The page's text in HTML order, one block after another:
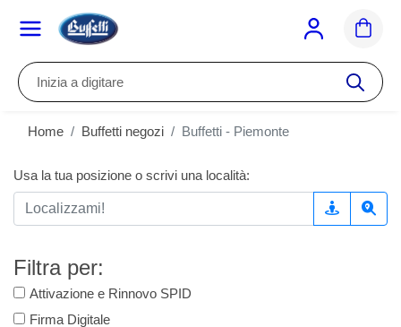
Inizia a digitare
Home Buffetti negozi Buffetti - Piemonte
Usa la tua posizione o scrivi una località:
Filtra per:
Attivazione e Rinnovo SPID
Firma Digitale